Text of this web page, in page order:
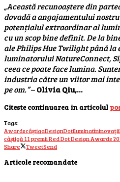
„Această recunoaștere din
dovadă a angajamentului
potențialul extraordinar al
cu un scop bine definit. De la
ale Philips Hue Twilight până
luminatorului NatureConnect,
ceea ce poate face lumina.
industria către un viitor mai
pe om.”–Olivia Qiu,…
Citeste continuarea in articolul
Tags:
AwardscâștigaDesignDotiluminatîn
câștigă 11 premii Red Dot Design Awards
Share
TweetSend
Articole recomandate